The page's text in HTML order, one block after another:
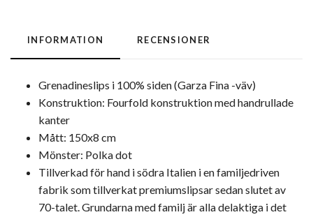
INFORMATION RECENSIONER
Grenadineslips i 100% siden (Garza Fina -väv)
Konstruktion: Fourfold konstruktion med handrullade
kanter
Mått: 150x8 cm
Mönster: Polka dot
Tillverkad för hand i södra Italien i en familjedriven
fabrik som tillverkat premiumslipsar sedan slutet av
70-talet. Grundarna med familj är alla delaktiga i det